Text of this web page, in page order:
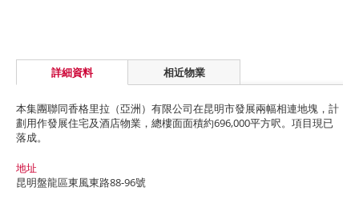
詳細資料 相近物業
本集團聯同香格里拉（亞洲）有限公司在昆明市發展兩幅相連地塊，計
劃用作發展住宅及酒店物業，總樓面面積約696,000平方呎。項目現已
落成。
地址
昆明盤龍區東風東路88-96號